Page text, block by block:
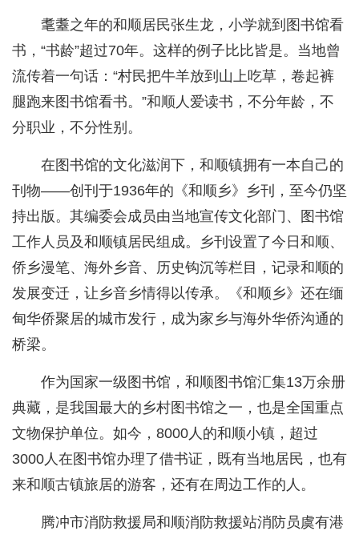
耄耋之年的和顺居民张生龙，小学就到图书馆看
书，“书龄”超过70年。这样的例子比比皆是。当地曾
流传着一句话：“村民把牛羊放到山上吃草，卷起裤
腿跑来图书馆看书。”和顺人爱读书，不分年龄，不
分职业，不分性别。
在图书馆的文化滋润下，和顺镇拥有一本自己的
刊物——创刊于1936年的《和顺乡》乡刊，至今仍坚
持出版。其编委会成员由当地宣传文化部门、图书馆
工作人员及和顺镇居民组成。乡刊设置了今日和顺、
侨乡漫笔、海外乡音、历史钩沉等栏目，记录和顺的
发展变迁，让乡音乡情得以传承。《和顺乡》还在缅
甸华侨聚居的城市发行，成为家乡与海外华侨沟通的
桥梁。
作为国家一级图书馆，和顺图书馆汇集13万余册
典藏，是我国最大的乡村图书馆之一，也是全国重点
文物保护单位。如今，8000人的和顺小镇，超过
3000人在图书馆办理了借书证，既有当地居民，也有
来和顺古镇旅居的游客，还有在周边工作的人。
腾冲市消防救援局和顺消防救援站消防员虞有港